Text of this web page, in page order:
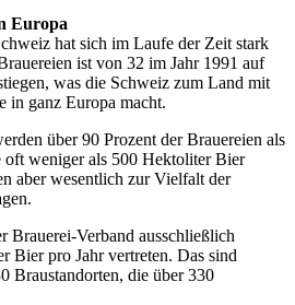
Europa
hat sich im Laufe der Zeit stark
ist von 32 im Jahr 1991 auf
was die Schweiz zum Land mit
in ganz Europa macht.
über 90 Prozent der Brauereien als
oft weniger als 500 Hektoliter Bier
aber wesentlich zur Vielfalt der
Brauerei-Verband ausschließlich
Bier pro Jahr vertreten. Das sind
Braustandorten, die über 330